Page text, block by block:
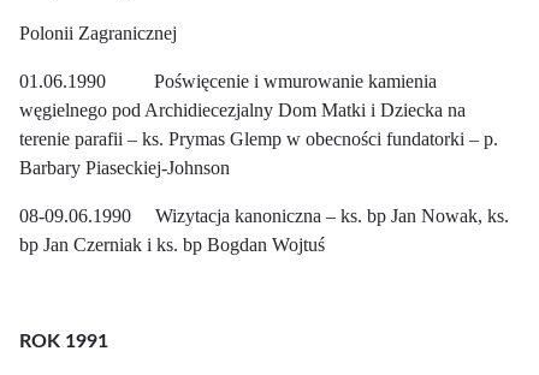
Polonii Zagranicznej
01.06.1990 Poświęcenie i wmurowanie kamienia
węgielnego pod Archidiecezjalny Dom Matki i Dziecka na
terenie parafii – ks. Prymas Glemp w obecności fundatorki – p.
Barbary Piaseckiej-Johnson
08-09.06.1990 Wizytacja kanoniczna – ks. bp Jan Nowak, ks.
bp Jan Czerniak i ks. bp Bogdan Wojtuś
ROK 1991